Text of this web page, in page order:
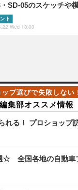
・SD-05のスケッチや
ト
Wed 18:00
編集部オススメ情報
れる！ プロショップ
☆ 全国各地の自動車